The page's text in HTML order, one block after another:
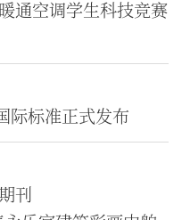
通空调学生科技竞赛
际标准正式发布
刊